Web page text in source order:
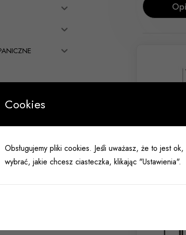
3
4 cala
Cookies
Obsługujemy pliki cookies. Jeśli uważasz, że to jest
wybrać, jakie chcesz ciasteczka, klikając "Ustawienia".